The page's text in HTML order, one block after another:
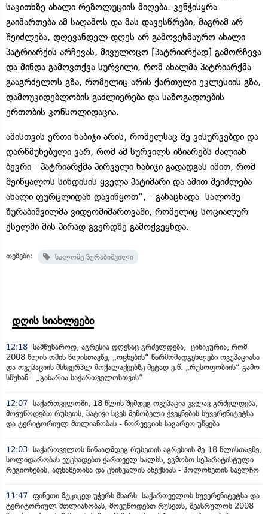
საკითხზე ახალი რეზოლუციის მიღება. კენჭისყრა
გაიმართება ამ საღამოს და მას დავესწრები, მაგრამ არ
შეიძლება, დღევანდელ დღეს არ გამოვეხმაურო ახალი
პატრიარქის არჩევას, მივულოცო [პატრიარქად] გამორჩევა
და მინდა გამოვთქვა სურვილი, რომ ახალმა პატრიარქმა
გააგრძელოს გზა, რომელიც არის ქართული ეკლესიის გზა,
დამოუკიდებლობის გაძლიერება და საზოგადოების
ერთობის კონსოლიდაცია.
ამისთვის ერთი ნაბიჯი არის, რომელსაც მე ვისურვებდი და
დარწმუნებული ვარ, რომ ამ სურვილს იზიარებს ძალიან
ბევრი - პატრიარქმა პირველი ნაბიჯი გადადგას იმით, რომ
შეიწყალოს სინდისის ყველა პატიმარი და ამით შეიძლება
ახალი ფურცლიდან დავიწყოთ“, - განაცხადა სალომე
ზურაბიშვილმა ვიდეომიმართვაში, რომელიც სოციალურ
ქსელში მის პირად გვერდზე გამოქვეყნდა.
თემები: სალომე ზურაბიშვილი
დღის სიახლეები
12:18 სამწუხაროდ, აგრესია დღესაც გრძელდება, ცინიკურია, რომ
2008 წლის ომის წლისთავზე, „ოცნების“ წარმომადგენლები ოკუპაციასა
და ოკუპაციის მსხვერპლ მოქალაქეებზე მეტად ე.წ. „რუსოფობიის“ გამო
სწუხან - „გახარია საქართველოსთვის“
12:07 საქართველოში, 18 წლის შემდეგ ოკუპაცია კვლავ გრძელდება,
მოვუწოდებთ რუსეთს, პატივი სცეს მეზობელი ქვეყნების სუვერენიტეტსა
და ტერიტორიულ მთლიანობას - ნორვეგიის საგარეო უწყება
12:03 საქართველოს წინააღმდეგ რუსეთის აგრესიის მე-18 წლისთავზე,
სოლიდარობას ვუცხადებთ ქართველ ხალხს, ვგმობთ სეპარატისტული
რეგიონების, აფხაზეთისა და ცხინვალის ანექსიას - პოლონეთის საელჩო
11:47 ფინეთი მტკიცედ უჭერს მხარს საქართველოს სუვერენიტეტსა და
ტერიტორიულ მთლიანობას, მოვუწოდებთ რუსეთს, შეასრულოს 2008